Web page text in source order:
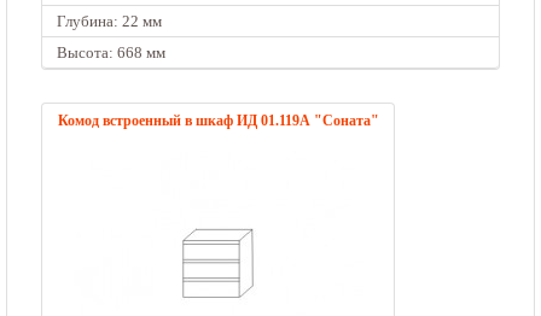
Глубина: 22 мм
Высота: 668 мм
Комод встроенный в шкаф ИД 01.119А "Соната"